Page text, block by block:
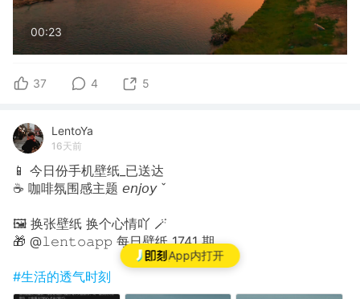
App内打开
00:23
37 4 5
LentoYa
16天前
📱 今日份手机壁纸_已送达
☕️ 咖啡氛围感主题 𝘦𝘯𝘫𝘰𝘺 ˇ
🖼 换张壁纸 换个心情吖 🪄
🎁 @𝚕𝚎𝚗𝚝𝚘𝚊𝚙𝚙 每日壁纸 1741 期
#生活的透气时刻